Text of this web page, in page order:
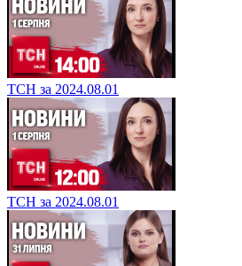
ТСН за 2024.08.01
ТСН за 2024.08.01